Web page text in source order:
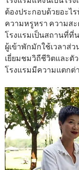
ต้องประกอบด้วยอะไ
ความหรูหรา ความสะ
โรงแรมเป็นสถานที่
ผู้เข้าพักมักใช้เวลาส่
เยี่ยมชมวิถีชีวิตและตั
โรงแรมมีความแตกต่